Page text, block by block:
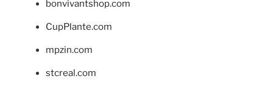
bonvivantshop.com
CupPlante.com
mpzin.com
stcreal.com